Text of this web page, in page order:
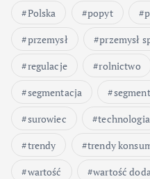
Polska
popyt
przemysł
przemysł
regulacje
rolnictwo
segmentacja
surowiec
technologia
trendy
trendy
wartość
wartość